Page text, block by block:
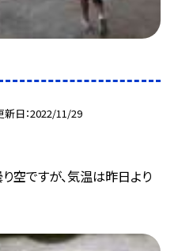
新日 2022/11/29
空ですが、気温は昨日より